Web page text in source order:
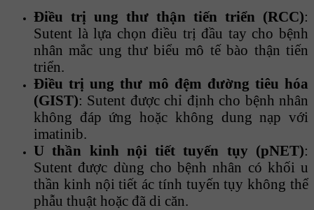
Điều trị ung thư thận tiến triển (RCC):
Sutent là lựa chọn điều trị đầu tay cho bệnh
nhân mắc ung thư biểu mô tế bào thận tiến
triển.
Điều trị ung thư mô đệm đường tiêu hóa
(GIST): Sutent được chỉ định cho bệnh nhân
không đáp ứng hoặc không dung nạp với
imatinib.
U thần kinh nội tiết tuyến tụy (pNET):
Sutent được dùng cho bệnh nhân có khối u
thần kinh nội tiết ác tính tuyến tụy không thể
phẫu thuật hoặc đã di căn.